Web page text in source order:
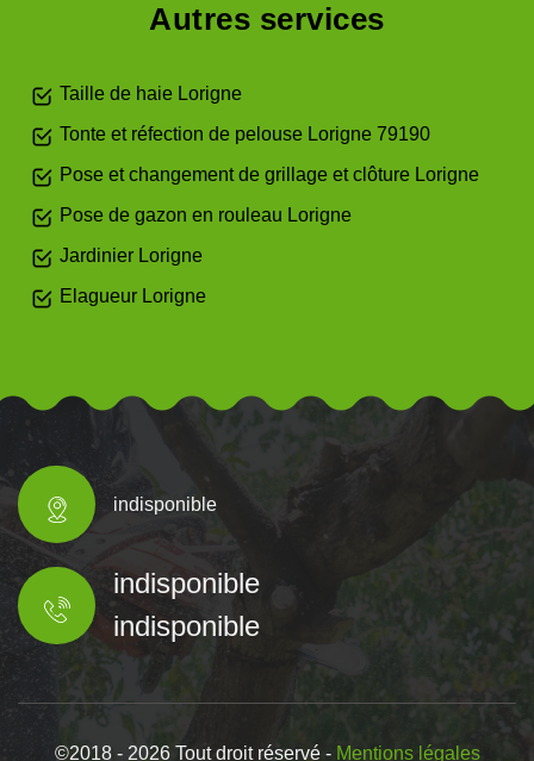
Autres services
Taille de haie Lorigne
Tonte et réfection de pelouse Lorigne 79190
Pose et changement de grillage et clôture Lorigne
Pose de gazon en rouleau Lorigne
Jardinier Lorigne
Elagueur Lorigne
indisponible
indisponible
indisponible
©2018 - 2026 Tout droit réservé - Mentions légales